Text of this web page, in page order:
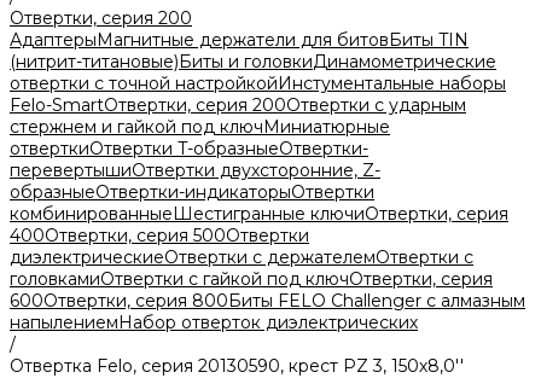
Отвертки, серия 200
АдаптерыМагнитные держатели для битовБиты TIN
(нитрит-титановые)Биты и головкиДинамометрические
отвертки с точной настройкойИнстументальные наборы
Felo-SmartОтвертки, серия 200Отвертки с ударным
стержнем и гайкой под ключМиниатюрные
отверткиОтвертки T-образныеОтвертки-
перевертышиОтвертки двухсторонние, Z-
образныеОтвертки-индикаторыОтвертки
комбинированныеШестигранные ключиОтвертки, серия
400Отвертки, серия 500Отвертки
диэлектрическиеОтвертки с держателемОтвертки с
головкамиОтвертки с гайкой под ключОтвертки, серия
600Отвертки, серия 800Биты FELO Challenger с алмазным
напылениемНабор отверток диэлектрических
/
Отвертка Felo, серия 20130590, крест PZ 3, 150х8,0''